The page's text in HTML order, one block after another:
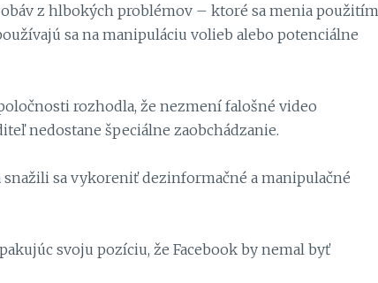
z hlbokých problémov – ktoré sa menia použitím
sa na manipuláciu volieb alebo potenciálne
rozhodla, že nezmení falošné video
nedostane špeciálne zaobchádzanie.
sa vykoreniť dezinformačné a manipulačné
svoju pozíciu, že Facebook by nemal byť